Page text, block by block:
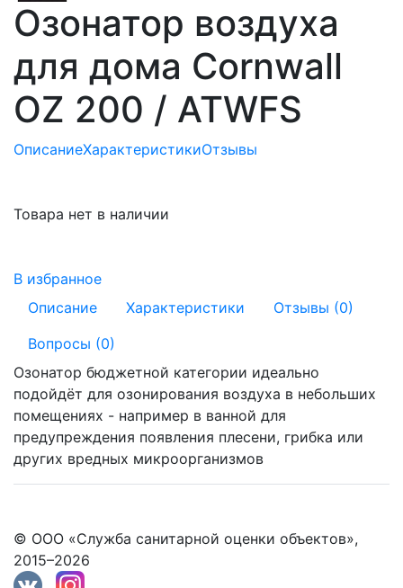
Озонатор воздуха
для дома Cornwall
OZ 200 / ATWFS
ОписаниеХарактеристикиОтзывы
Товара нет в наличии
В избранное
Описание
Характеристики
Отзывы (0)
Вопросы (0)
Озонатор бюджетной категории идеально
подойдёт для озонирования воздуха в небольших
помещениях - например в ванной для
предупреждения появления плесени, грибка или
других вредных микроорганизмов
© ООО «Служба санитарной оценки объектов»,
2015–2026